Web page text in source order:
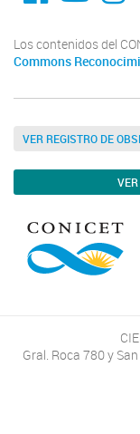
Los contenidos del
Commons
VER REGISTRO DE
Gral. Roca 780 y